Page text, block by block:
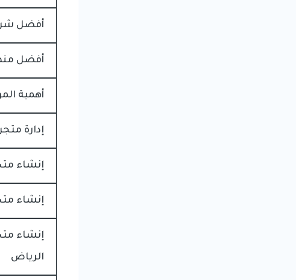
أفضل
أفضل
أهمية
إدارة
إنشاء
إنشاء
إنشاء
الرياض